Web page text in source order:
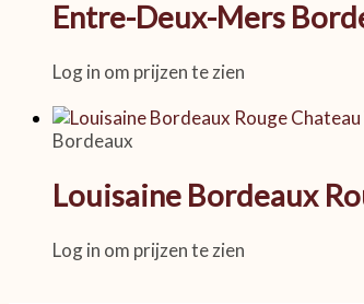
Entre-Deux-Mers
Log in om prijzen te zien
Bordeaux
Louisaine Bordeaux
Log in om prijzen te zien